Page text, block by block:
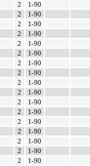
2
1-90
2
1-90
2
1-90
2
1-90
2
1-90
2
1-90
2
1-90
2
1-90
2
1-90
2
1-90
2
1-90
2
1-90
2
1-90
2
1-90
2
1-90
2
1-90
2
1-90